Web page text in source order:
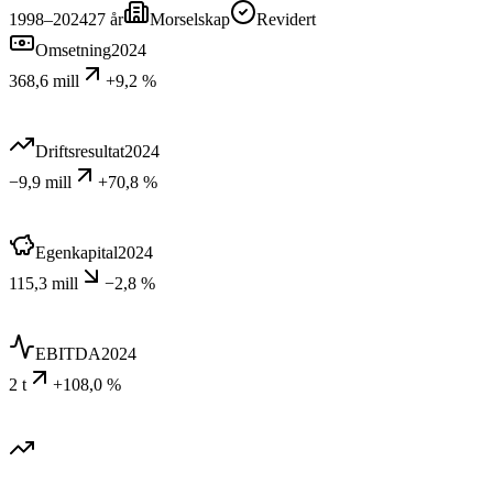
1998–202427 år Morselskap
Revidert
Omsetning2024
368,6 mill
+9,2 %
Driftsresultat2024
−9,9 mill
+70,8 %
Egenkapital2024
115,3 mill
−2,8 %
EBITDA2024
2 t
+108,0 %